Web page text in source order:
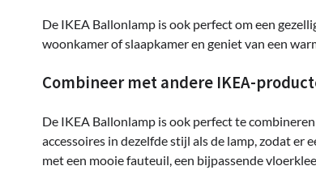
De IKEA Ballonlamp is ook perfect om een
woonkamer of slaapkamer en geniet van een
Combineer met andere IKEA-
De IKEA Ballonlamp is ook perfect te
accessoires in dezelfde stijl als de lamp, zodat
met een mooie fauteuil, een bijpassende